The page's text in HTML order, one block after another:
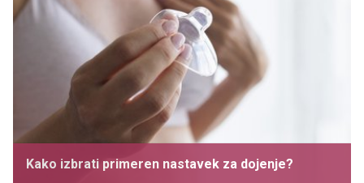
Kako izbrati primeren nastavek za dojenje?